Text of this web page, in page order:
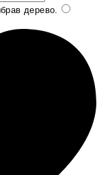
дерево